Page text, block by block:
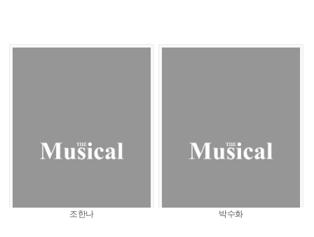
조한나 박수화